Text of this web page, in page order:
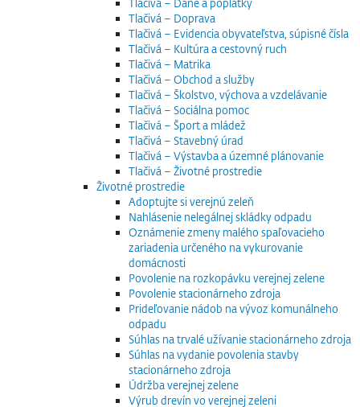
Tlačivá – Dane a poplatky
Tlačivá – Doprava
Tlačivá – Evidencia obyvateľstva, súpisné čísla
Tlačivá – Kultúra a cestovný ruch
Tlačivá – Matrika
Tlačivá – Obchod a služby
Tlačivá – Školstvo, výchova a vzdelávanie
Tlačivá – Sociálna pomoc
Tlačivá – Šport a mládež
Tlačivá – Stavebný úrad
Tlačivá – Výstavba a územné plánovanie
Tlačivá – Životné prostredie
Životné prostredie
Adoptujte si verejnú zeleň
Nahlásenie nelegálnej skládky odpadu
Oznámenie zmeny malého spaľovacieho
zariadenia určeného na vykurovanie
domácnosti
Povolenie na rozkopávku verejnej zelene
Povolenie stacionárneho zdroja
Prideľovanie nádob na vývoz komunálneho
odpadu
Súhlas na trvalé užívanie stacionárneho zdroja
Súhlas na vydanie povolenia stavby
stacionárneho zdroja
Údržba verejnej zelene
Výrub drevín vo verejnej zeleni